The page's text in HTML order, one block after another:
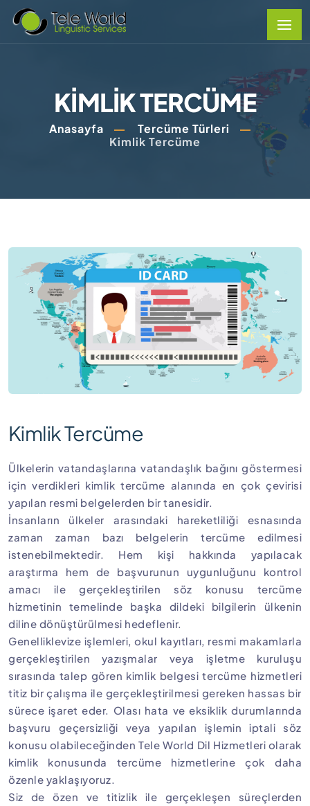
KIMLIK TERCÜME
Anasayfa
Tercüme Türleri
Kimlik Tercüme
Kimlik Tercüme
Ülkelerin vatandaşlarına vatandaşlık bağını göstermesi
için verdikleri kimlik tercüme alanında en çok çevirisi
yapılan resmi belgelerden bir tanesidir.
İnsanların ülkeler arasındaki hareketliliği esnasında
zaman zaman bazı belgelerin tercüme edilmesi
istenebilmektedir. Hem kişi hakkında yapılacak
araştırma hem de başvurunun uygunluğunu kontrol
amacı ile gerçekleştirilen söz konusu tercüme
hizmetinin temelinde başka dildeki bilgilerin ülkenin
diline dönüştürülmesi hedeflenir.
Genelliklevize işlemleri, okul kayıtları, resmi makamlarla
gerçekleştirilen yazışmalar veya işletme kuruluşu
sırasında talep gören kimlik belgesi tercüme hizmetleri
titiz bir çalışma ile gerçekleştirilmesi gereken hassas bir
sürece işaret eder. Olası hata ve eksiklik durumlarında
başvuru geçersizliği veya yapılan işlemin iptali söz
konusu olabileceğinden Tele World Dil Hizmetleri olarak
kimlik konusunda tercüme hizmetlerine çok daha
özenle yaklaşıyoruz.
Siz de özen ve titizlik ile gerçekleşen süreçlerden